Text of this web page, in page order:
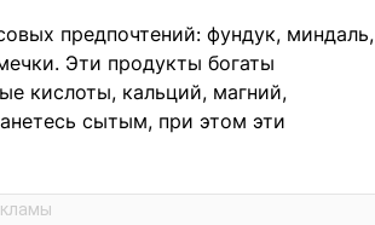
предпочтений: фундук, миндаль,
Эти продукты богаты
кислоты, кальций, магний,
сытым, при этом эти